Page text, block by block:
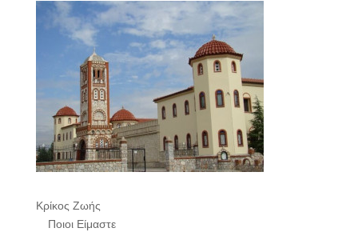
Κρίκος Ζωής
Ποιοι Είμαστε